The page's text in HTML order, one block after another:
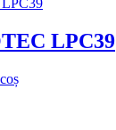
LPC39